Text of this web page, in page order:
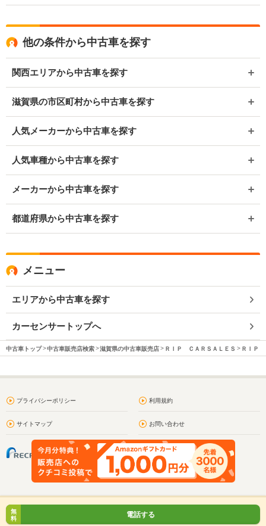
他の条件から中古車を探す
関西エリアから中古車を探す
滋賀県の市区町村から中古車を探す
人気メーカーから中古車を探す
人気車種から中古車を探す
メーカーから中古車を探す
都道府県から中古車を探す
メニュー
エリアから中古車を探す
カーセンサートップへ
中古車トップ 中古車販売店検索 滋賀県の中古車販売店 ＲＩＰ ＣＡＲＳＡＬＥＳ ＲＩＰ
プライバシーポリシー 利用規約
サイトマップ お問い合わせ
無
料
電話する